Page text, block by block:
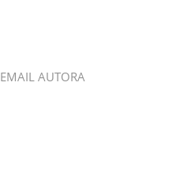
EMAIL AUTORA